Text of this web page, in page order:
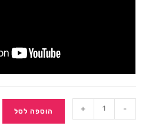
-
+ הוספה לסל